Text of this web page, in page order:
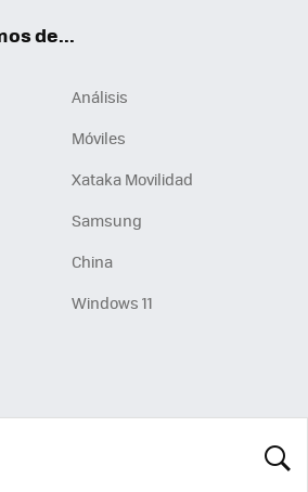
de...
Análisis
Móviles
Xataka Movilidad
Samsung
China
Windows 11